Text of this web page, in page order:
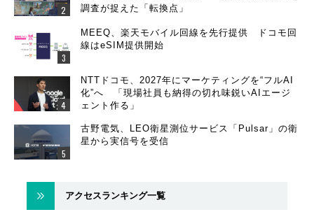
調査が捉えた「転換点」
MEEQ、楽天モバイル回線を先行提供 ドコモ回
線はeSIM提供開始
NTTドコモ、2027年にマーケティングを“フルAI
化”へ 「現場社員も納得の切れ味鋭いAIエージ
ェント作る」
古野電気、LEO衛星測位サービス「Pulsar」の衛
星から実信号を受信
アクセスランキング一覧